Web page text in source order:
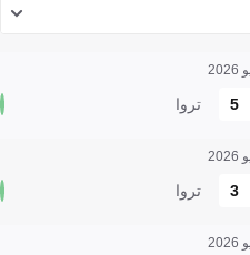
5 تروا
3 تروا